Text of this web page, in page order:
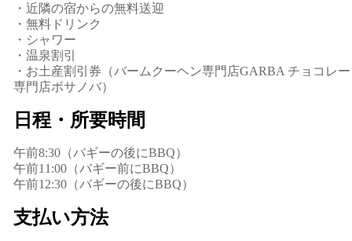
・近隣の宿からの無料送迎
・無料ドリンク
・シャワー
・温泉割引
・お土産割引券（バームクーヘン専門店GARBA チョコレ
専門店ボサノバ）
日程・所要時間
午前8:30（バギーの後にBBQ）
午前11:00（バギー前にBBQ）
午前12:30（バギーの後にBBQ）
支払い方法